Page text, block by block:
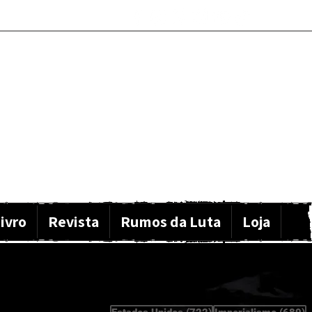
Revista Rumos da Luta Loja